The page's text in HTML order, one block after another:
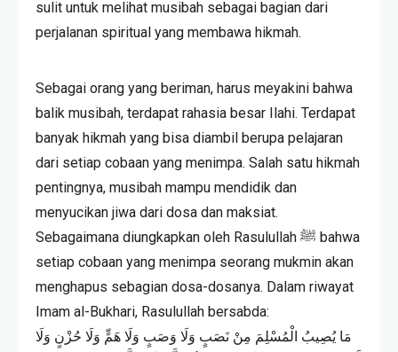
sulit untuk melihat musibah sebagai bagian dari
perjalanan spiritual yang membawa hikmah.
Sebagai orang yang beriman, harus meyakini bahwa
balik musibah, terdapat rahasia besar Ilahi. Terdapat
banyak hikmah yang bisa diambil berupa pelajaran
dari setiap cobaan yang menimpa. Salah satu hikmah
pentingnya, musibah mampu mendidik dan
menyucikan jiwa dari dosa dan maksiat.
Sebagaimana diungkapkan oleh Rasulullah ﷺ bahwa
setiap cobaan yang menimpa seorang mukmin akan
menghapus sebagian dosa-dosanya. Dalam riwayat
Imam al-Bukhari, Rasulullah bersabda:
مَا يُصِيبُ الْمُسْلِمَ مِنْ نَصَبٍ وَلَا وَصَبٍ وَلَا هَمٍّ وَلَا حُزْنٍ وَلَا